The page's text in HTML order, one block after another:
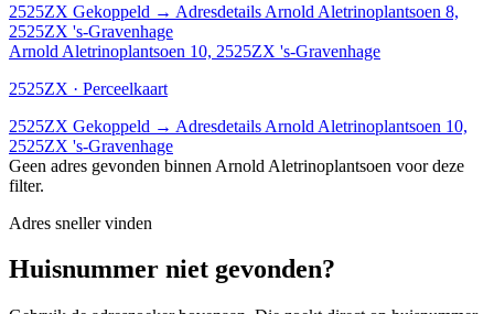
2525ZX Gekoppeld → Adresdetails Arnold Aletrinoplantsoen 8,
2525ZX 's-Gravenhage
Arnold Aletrinoplantsoen 10, 2525ZX 's-Gravenhage
2525ZX · Perceelkaart
2525ZX Gekoppeld → Adresdetails Arnold Aletrinoplantsoen 10,
2525ZX 's-Gravenhage
Geen adres gevonden binnen Arnold Aletrinoplantsoen voor deze
filter.
Adres sneller vinden
Huisnummer niet gevonden?